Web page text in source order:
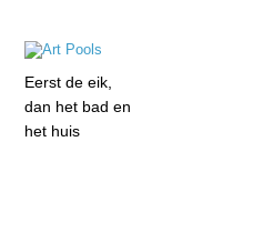
Eerst de eik,
dan het bad en
het huis